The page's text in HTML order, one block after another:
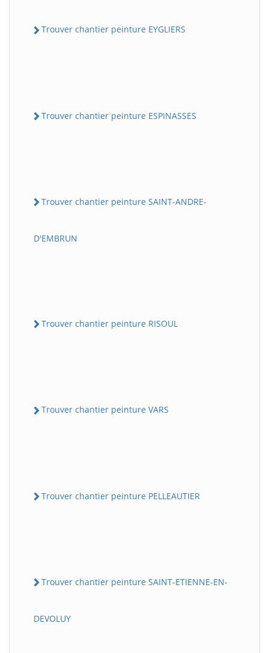
Trouver chantier peinture EYGLIERS
Trouver chantier peinture ESPINASSES
Trouver chantier peinture SAINT-ANDRE-
D'EMBRUN
Trouver chantier peinture RISOUL
Trouver chantier peinture VARS
Trouver chantier peinture PELLEAUTIER
Trouver chantier peinture SAINT-ETIENNE-EN-
DEVOLUY